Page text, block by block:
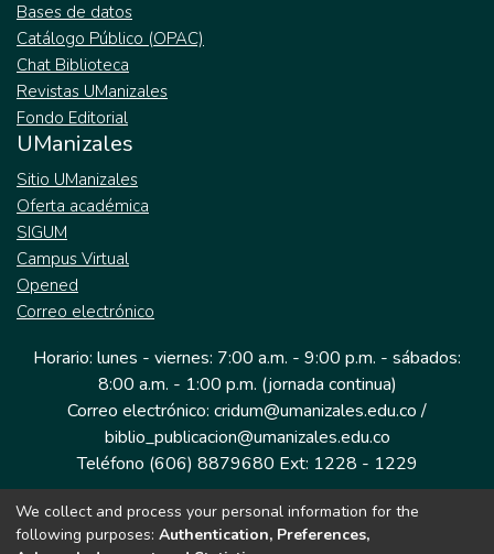
Bases de datos
Catálogo Público (OPAC)
Chat Biblioteca
Revistas UManizales
Fondo Editorial
UManizales
Sitio UManizales
Oferta académica
SIGUM
Campus Virtual
Opened
Correo electrónico
Horario: lunes - viernes: 7:00 a.m. - 9:00 p.m. - sábados:
8:00 a.m. - 1:00 p.m. (jornada continua)
Correo electrónico: cridum@umanizales.edu.co /
biblio_publicacion@umanizales.edu.co
Teléfono (606) 8879680 Ext: 1228 - 1229
Dirección: Cra 9 a # 19-03 Edificio histórico, piso 1
Manizales, Caldas
We collect and process your personal information for the
following purposes: Authentication, Preferences,